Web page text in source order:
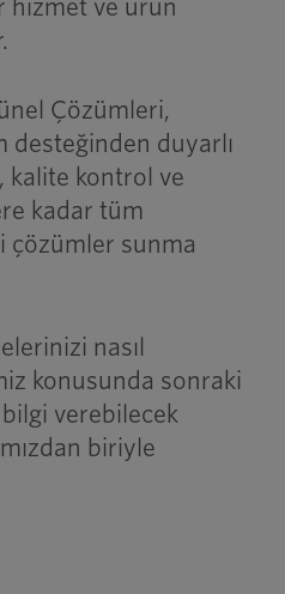
hizmet ve ürün
Çözümleri,
desteğinden duyarlı
kalite kontrol ve
kadar tüm
çözümler sunma
nasıl
konusunda sonraki
verebilecek
biriyle